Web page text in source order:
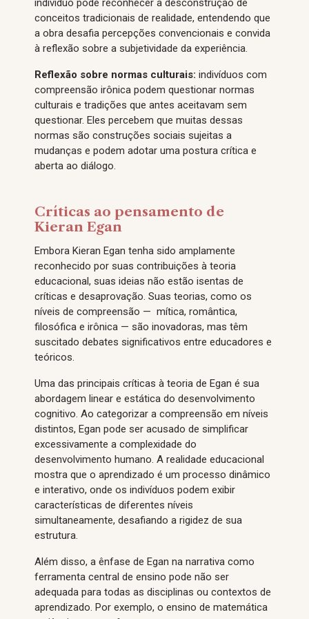
indivíduo pode reconhecer a desconstrução de
conceitos tradicionais de realidade, entendendo que
a obra desafia percepções convencionais e convida
à reflexão sobre a subjetividade da experiência.
Reflexão sobre normas culturais: indivíduos com
compreensão irônica podem questionar normas
culturais e tradições que antes aceitavam sem
questionar. Eles percebem que muitas dessas
normas são construções sociais sujeitas a
mudanças e podem adotar uma postura crítica e
aberta ao diálogo.
Críticas ao pensamento de
Kieran Egan
Embora Kieran Egan tenha sido amplamente
reconhecido por suas contribuições à teoria
educacional, suas ideias não estão isentas de
críticas e desaprovação. Suas teorias, como os
níveis de compreensão — mítica, romântica,
filosófica e irônica — são inovadoras, mas têm
suscitado debates significativos entre educadores e
teóricos.
Uma das principais críticas à teoria de Egan é sua
abordagem linear e estática do desenvolvimento
cognitivo. Ao categorizar a compreensão em níveis
distintos, Egan pode ser acusado de simplificar
excessivamente a complexidade do
desenvolvimento humano. A realidade educacional
mostra que o aprendizado é um processo dinâmico
e interativo, onde os indivíduos podem exibir
características de diferentes níveis
simultaneamente, desafiando a rigidez de sua
estrutura.
Além disso, a ênfase de Egan na narrativa como
ferramenta central de ensino pode não ser
adequada para todas as disciplinas ou contextos de
aprendizado. Por exemplo, o ensino de matemática